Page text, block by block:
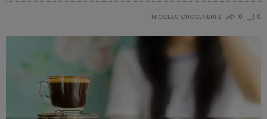
NICOLAS GUGGENBÜHL 0 0